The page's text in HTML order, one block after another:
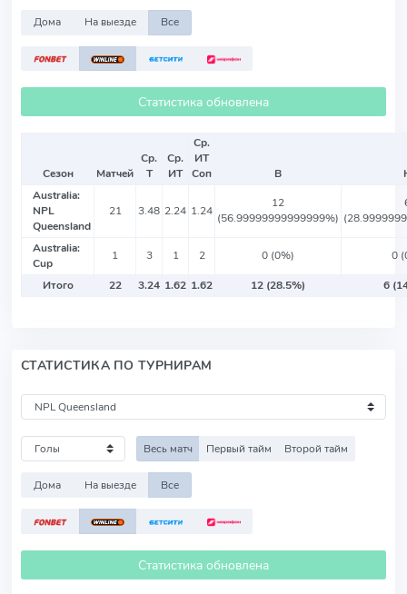
Дома На выезде Все
Статистика обновлена
Сезон Матчей
Ср.
Т
Ср.
ИТ
Ср.
ИТ
Соп
В
Australia:
NPL
Queensland
21 3.48 2.24 1.24
12
(56.99999999999999%)
Australia:
Cup
1 3 1 2 0 (0%) 0
Итого 22 3.24 1.62 1.62 12 (28.5%) 6
СТАТИСТИКА ПО ТУРНИРАМ
Весь матч Первый тайм Второй тайм
Дома На выезде Все
Статистика обновлена